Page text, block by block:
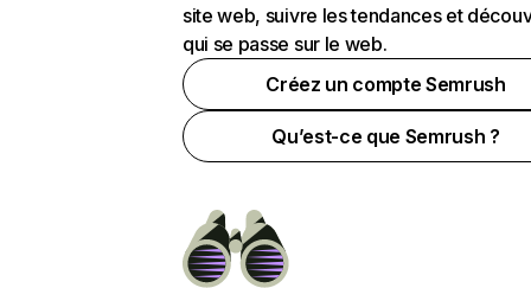
site web, suivre les tendances et
qui se passe sur le web.
Créez un compte Semrush
Qu’est-ce que Semrush ?